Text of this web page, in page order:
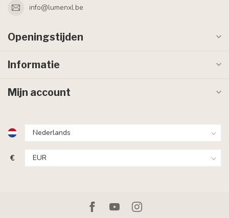
info@lumenxl.be
Openingstijden
Informatie
Mijn account
€